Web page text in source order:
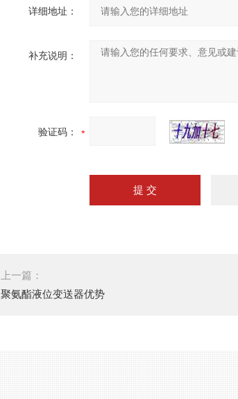
详细地址：
补充说明：
验证码：
上一篇：
聚氨酯液位变送器优势